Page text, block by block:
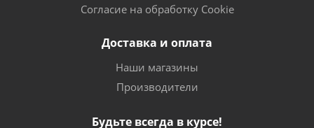
Согласие на обработку Cookie
Доставка и оплата
Наши магазины
Производители
Будьте всегда в курсе!